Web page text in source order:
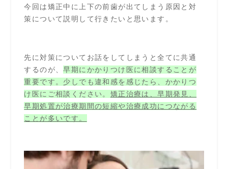
今回は矯正中に上下の前歯が出てしまう原因と対
策について説明して行きたいと思います。
先に対策についてお話をしてしまうと全てに共通
するのが、早期にかかりつけ医に相談することが
重要です。少しでも違和感を感じたら、かかりつ
け医にご相談ください。 矯正治療は、早期発見、
早期処置が治療期間の短縮や治療成功につながる
ことが多いです。